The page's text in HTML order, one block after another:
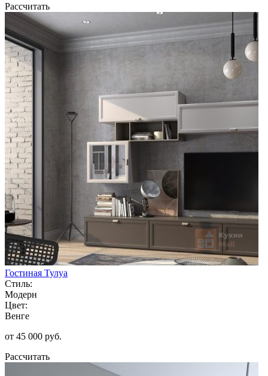
Рассчитать
Гостиная Тулуа
Стиль:
Модерн
Цвет:
Венге
от 45 000 руб.
Рассчитать